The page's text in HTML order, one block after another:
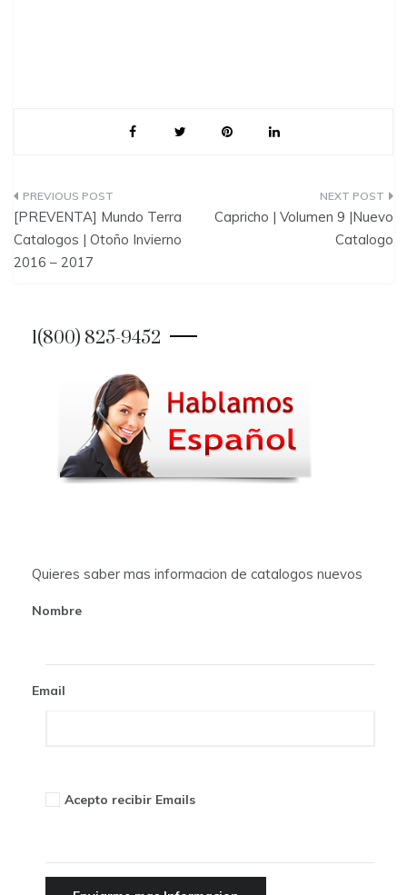
P
o
s
[PREVENTA] Mundo Terra
Catalogos | Otoño Invierno
2016 – 2017
Capricho | Volumen 9 |Nuevo
Catalogo
1(800) 825-9452
Quieres saber mas informacion de catalogos nuevos
Nombre
Email
Acepto recibir Emails